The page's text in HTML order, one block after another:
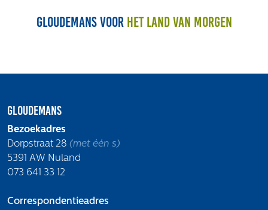
Gloudemans voor het land van morgen
Gloudemans
Bezoekadres
Dorpstraat 28 (met één s)
5391 AW Nuland
073 641 33 12
Correspondentieadres